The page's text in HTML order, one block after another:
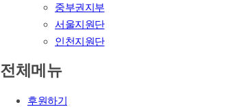
중부권지부
서울지원단
인천지원단
전체메뉴
후원하기